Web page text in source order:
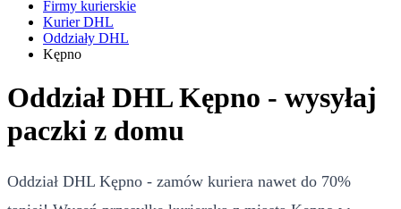
Firmy kurierskie
Kurier DHL
Oddziały DHL
Kępno
Oddział DHL Kępno - wysyłaj
paczki z domu
Oddział DHL Kępno - zamów kuriera nawet do 70%